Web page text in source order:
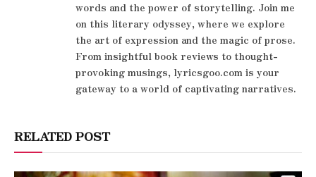
words and the power of storytelling. Join me
on this literary odyssey, where we explore
the art of expression and the magic of prose.
From insightful book reviews to thought-
provoking musings, lyricsgoo.com is your
gateway to a world of captivating narratives.
RELATED POST